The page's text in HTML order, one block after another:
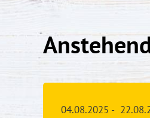
04.08.2025 -